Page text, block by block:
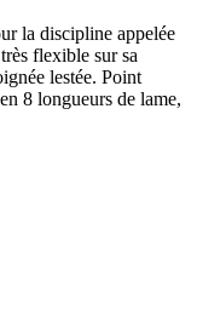
la discipline appelée
flexible sur sa
lestée. Point
8 longueurs de lame,